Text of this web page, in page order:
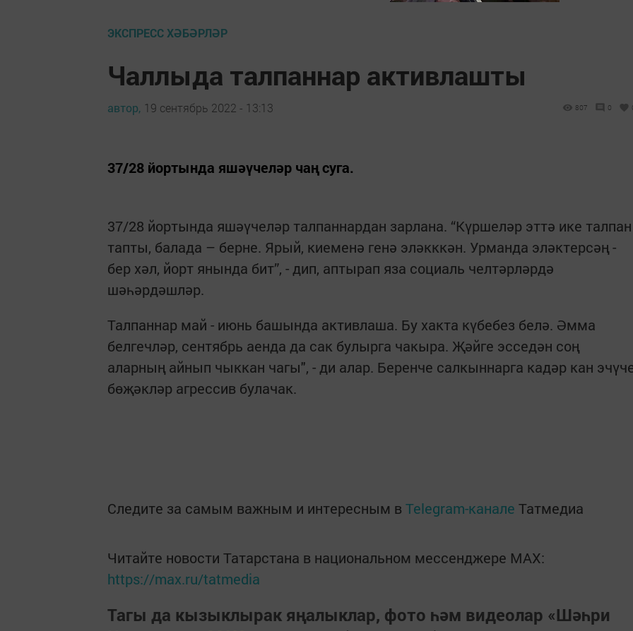
ЭКСПРЕСС ХӘБӘРЛӘР
Чаллыда талпаннар активлашты
автор, 19 сентябрь 2022 - 13:13 807 0
37/28 йортында яшәүчеләр чаң суга.
37/28 йортында яшәүчеләр талпаннардан зарлана. “Күршеләр эттә ике талпан
тапты, балада – берне. Ярый, киеменә генә эләкккән. Урманда эләктерсәң -
бер хәл, йорт янында бит”, - дип, аптырап яза социаль челтәрләрдә
шәһәрдәшләр.
Талпаннар май - июнь башында активлаша. Бу хакта күбебез белә. Әмма
белгечләр, сентябрь аенда да сак булырга чакыра. Җәйге эсседән соң
аларның айнып чыккан чагы", - ди алар. Беренче салкыннарга кадәр кан
бөҗәкләр агрессив булачак.
Следите за самым важным и интересным в Telegram-канале Татмедиа
Читайте новости Татарстана в национальном мессенджере MАХ:
https://max.ru/tatmedia
Тагы да кызыклырак яңалыклар, фото һәм видеолар «Шәһри